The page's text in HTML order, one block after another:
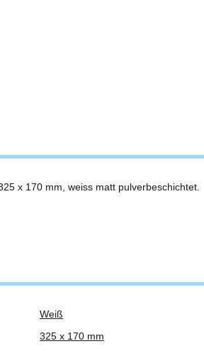
x 170 mm, weiss matt pulverbeschichtet.
Weiß
325 x 170 mm